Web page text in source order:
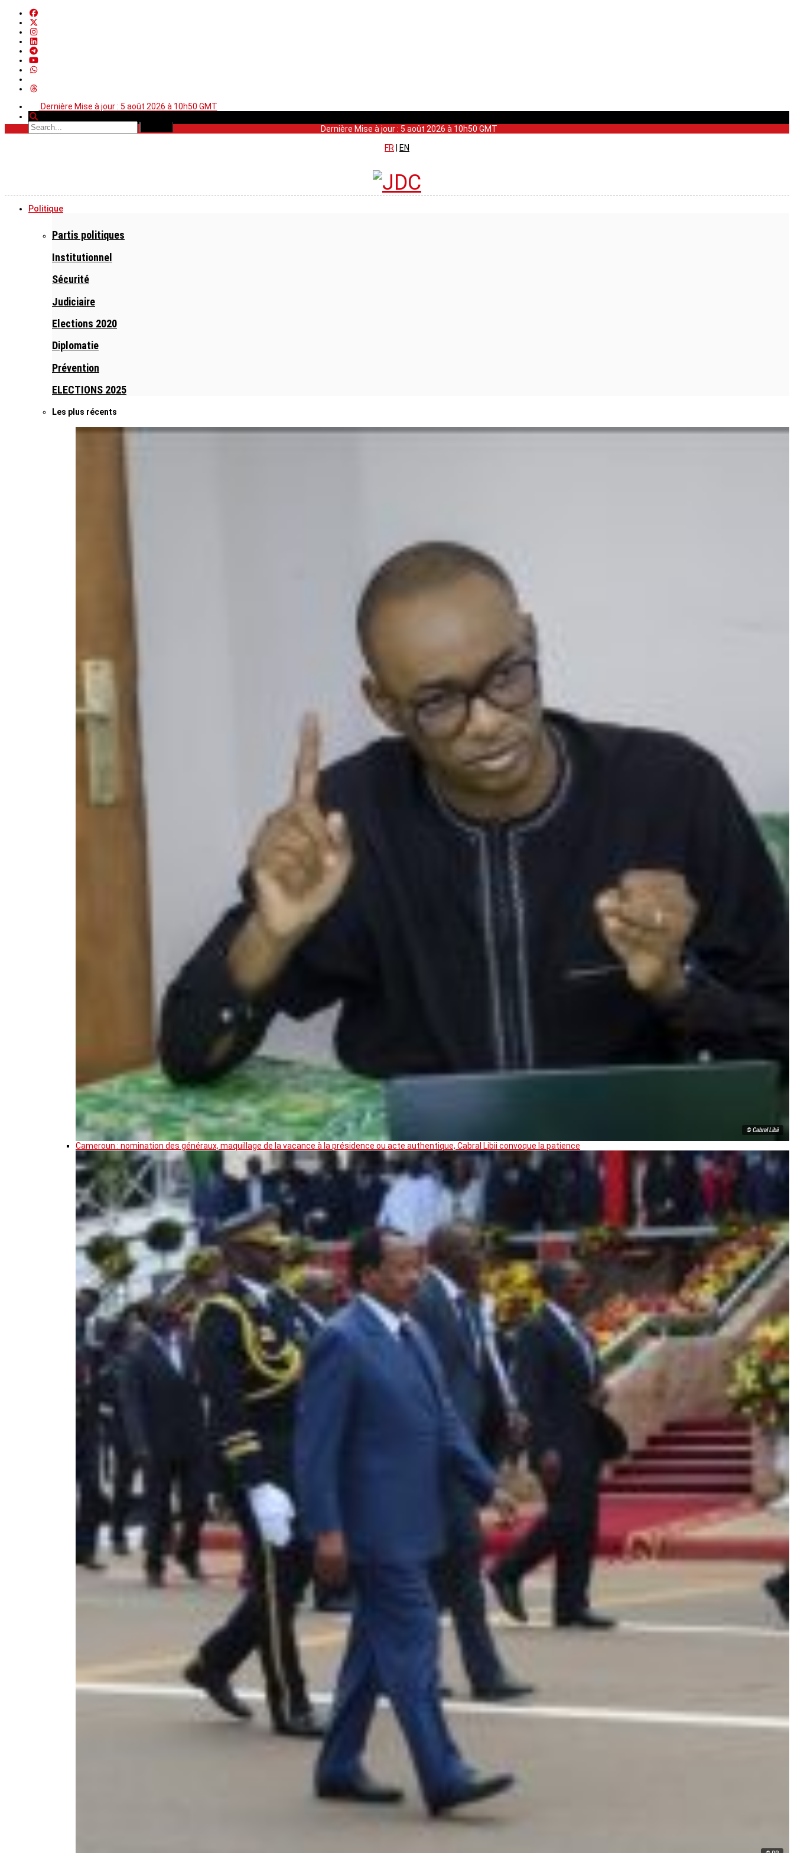
Dernière Mise à jour : 5 août 2026 à 10h50 GMT
Dernière Mise à jour : 5 août 2026 à 10h50 GMT
FR
EN
Politique
Partis politiques
Institutionnel
Sécurité
Judiciaire
Elections 2020
Diplomatie
Prévention
ELECTIONS 2025
Les plus récents
© Cabral Libii
Cameroun : nomination des généraux, maquillage de la vacance à la présidence ou acte authentique, Cabral Libii convoque la patience